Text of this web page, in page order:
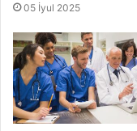
05 İyul 2025